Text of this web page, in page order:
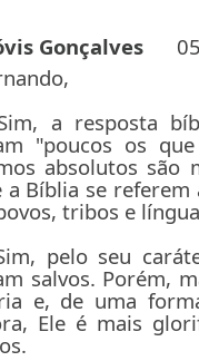
Gonçalves
a resposta
"poucos os
absolutos são
a Bíblia se
tribos e
pelo seu
salvos. Porém,
e, de uma
Ele é mais